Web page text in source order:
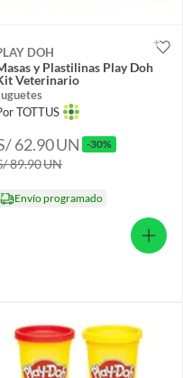
DOH
y Plastilinas Play Doh
Veterinario
TOTTUS
62.90UN -30%
89.90UN
Envío programado